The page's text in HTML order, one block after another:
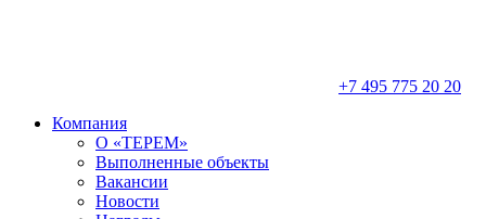
+7 495 775 20 20
Компания
О «ТЕРЕМ»
Выполненные объекты
Вакансии
Новости